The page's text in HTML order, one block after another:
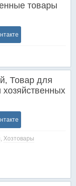
товары
Товар для
, Хозтовары